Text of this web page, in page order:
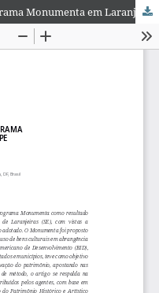
Desajustes do patrimônio: o Programa Monumenta em Laranjeiras, Sergipe